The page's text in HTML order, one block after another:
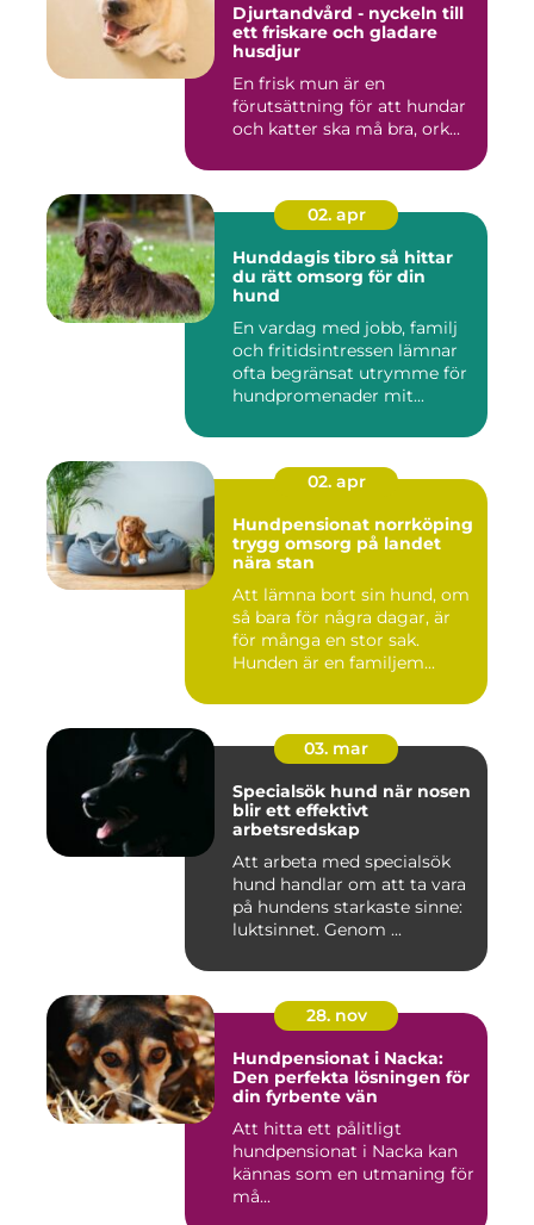
Djurtandvård - nyckeln till
ett friskare och gladare
husdjur
En frisk mun är en
förutsättning för att hundar
och katter ska må bra, ork...
02. apr
Hunddagis tibro så hittar
du rätt omsorg för din
hund
En vardag med jobb, familj
och fritidsintressen lämnar
ofta begränsat utrymme för
hundpromenader mit...
02. apr
Hundpensionat norrköping
trygg omsorg på landet
nära stan
Att lämna bort sin hund, om
så bara för några dagar, är
för många en stor sak.
Hunden är en familjem...
03. mar
Specialsök hund när nosen
blir ett effektivt
arbetsredskap
Att arbeta med specialsök
hund handlar om att ta vara
på hundens starkaste sinne:
luktsinnet. Genom ...
28. nov
Hundpensionat i Nacka:
Den perfekta lösningen för
din fyrbente vän
Att hitta ett pålitligt
hundpensionat i Nacka kan
kännas som en utmaning för
må...